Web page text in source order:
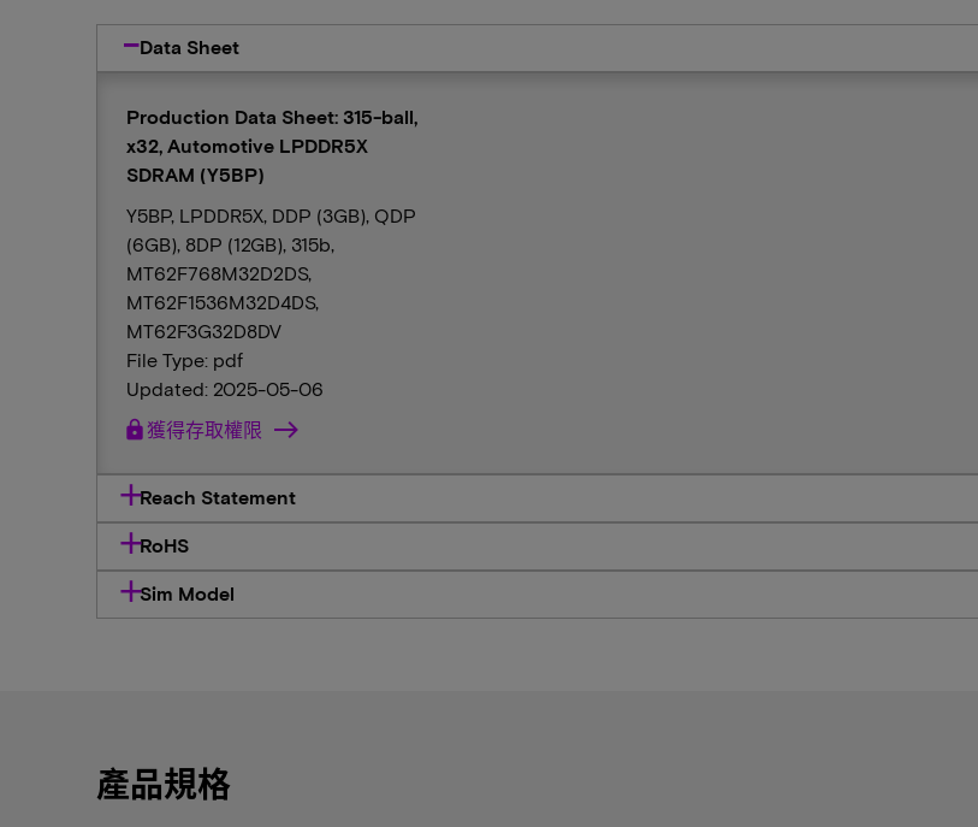
Data Sheet
Production Data Sheet: 315-ball,
x32, Automotive LPDDR5X
SDRAM (Y5BP)
Y5BP, LPDDR5X, DDP (3GB), QDP
(6GB), 8DP (12GB), 315b,
MT62F768M32D2DS,
MT62F1536M32D4DS,
MT62F3G32D8DV
File Type: pdf
Updated: 2025-05-06
lock 獲得存取權限
Reach Statement
RoHS
Sim Model
產品規格